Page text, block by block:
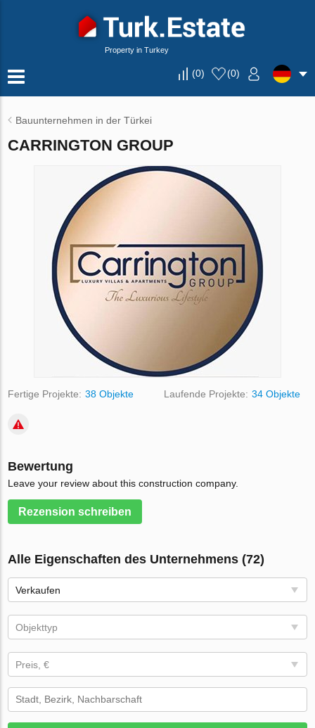
Property in Turkey
(0) (0)
Bauunternehmen in der Türkei
CARRINGTON GROUP
Fertige Projekte: 38 Objekte Laufende Projekte: 34 Objekte
Bewertung
Leave your review about this construction company.
Rezension schreiben
Alle Eigenschaften des Unternehmens (72)
Verkaufen
Objekttyp
Preis, €